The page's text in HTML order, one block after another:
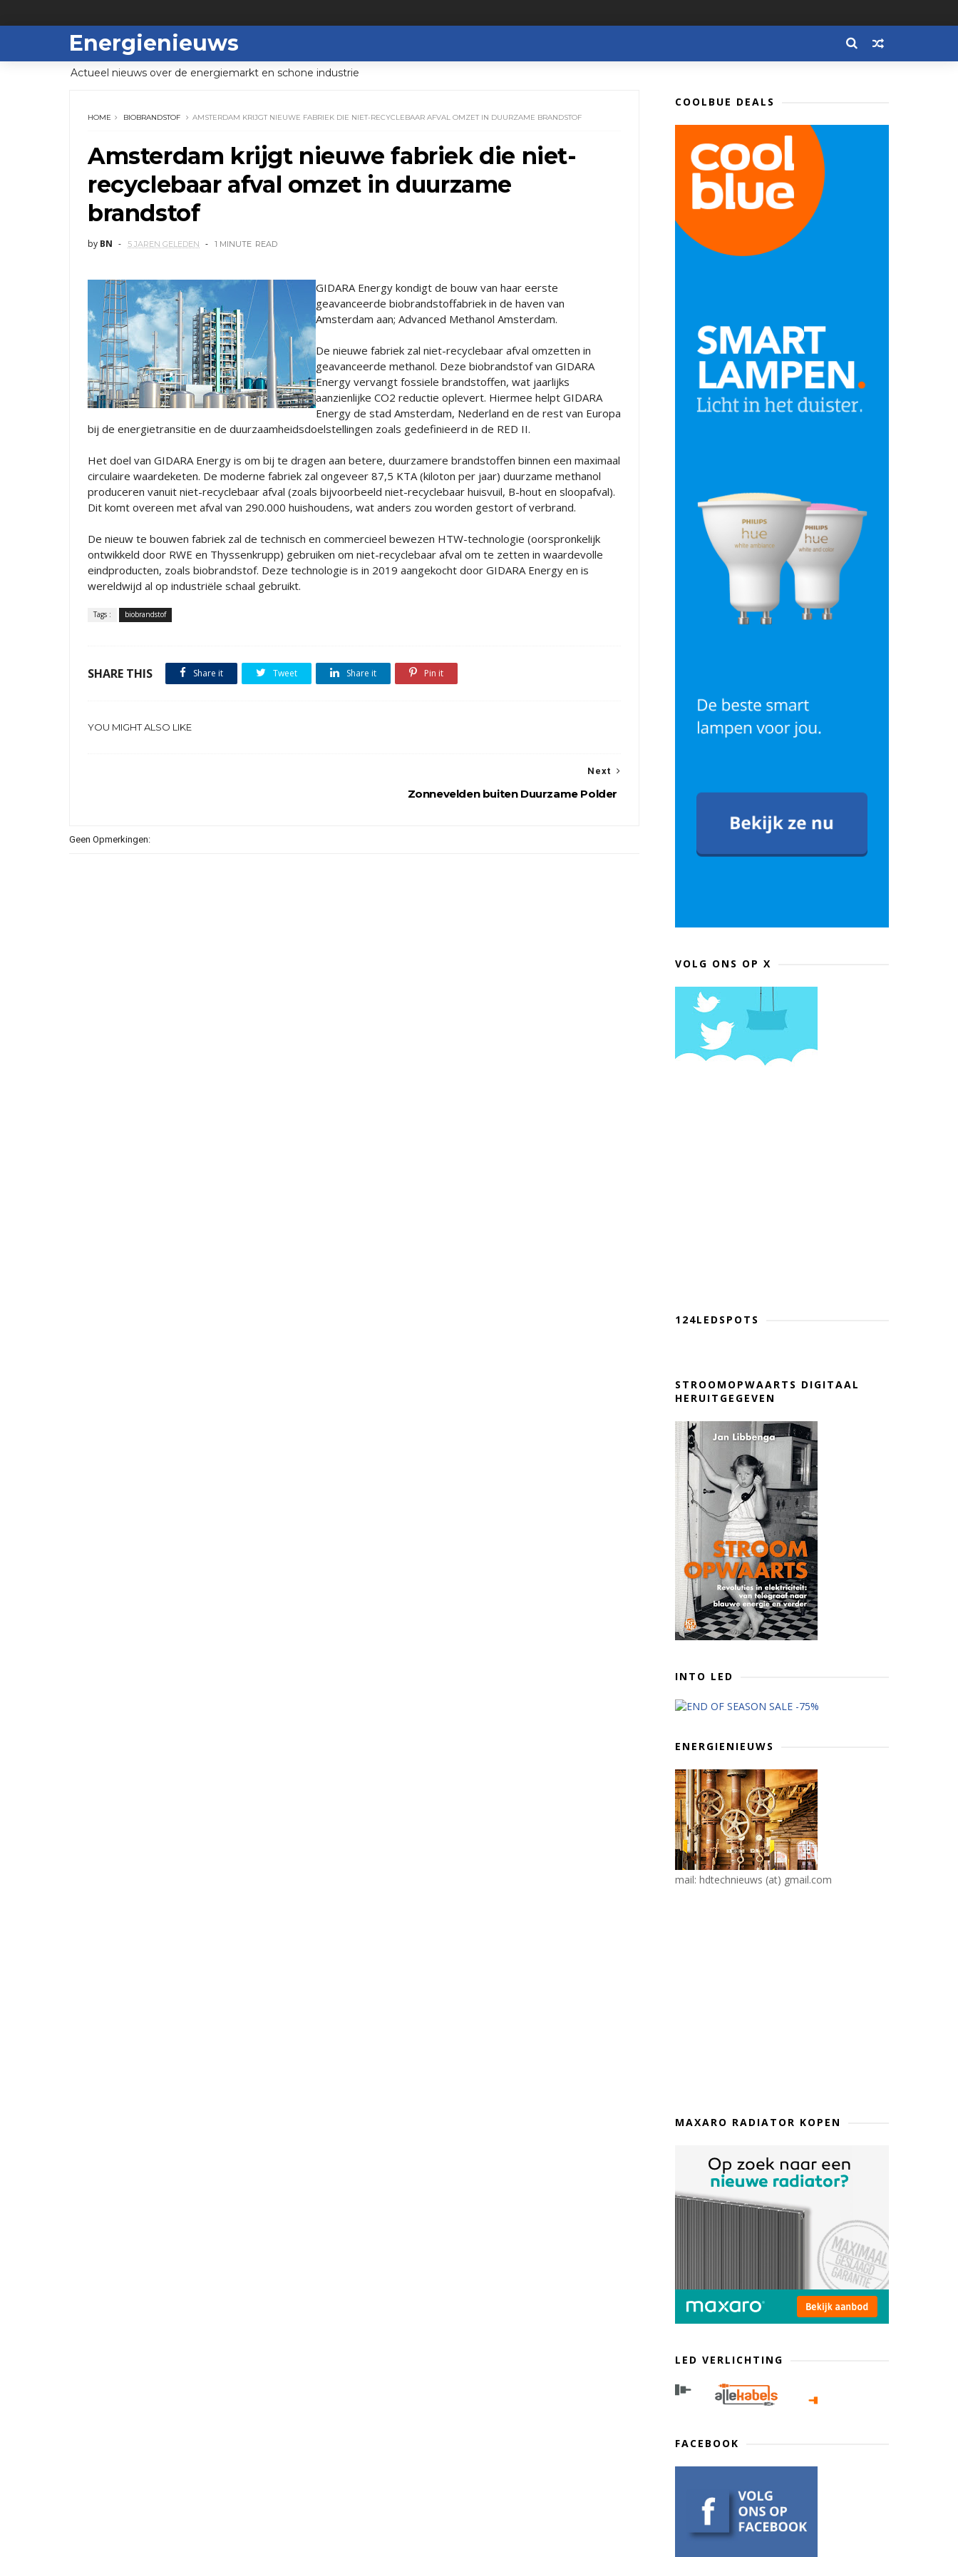
Energienieuws
Actueel nieuws over de energiemarkt en schone industrie
HOME BIOBRANDSTOF AMSTERDAM KRIJGT NIEUWE FABRIEK DIE NIET-RECYCLEBAAR AFVAL OMZET IN DUURZAME BRANDSTOF
Amsterdam krijgt nieuwe fabriek die niet-
recyclebaar afval omzet in duurzame
brandstof
by BN 5 JAREN GELEDEN 1 MINUTE READ
GIDARA Energy kondigt de bouw van haar eerste
geavanceerde biobrandstoffabriek in de haven van
Amsterdam aan; Advanced Methanol Amsterdam.
De nieuwe fabriek zal niet-recyclebaar afval omzetten in
geavanceerde methanol. Deze biobrandstof van GIDARA
Energy vervangt fossiele brandstoffen, wat jaarlijks
aanzienlijke CO2 reductie oplevert. Hiermee helpt GIDARA
Energy de stad Amsterdam, Nederland en de rest van Europa
bij de energietransitie en de duurzaamheidsdoelstellingen zoals gedefinieerd in de RED II.
Het doel van GIDARA Energy is om bij te dragen aan betere, duurzamere brandstoffen binnen een maximaal
circulaire waardeketen. De moderne fabriek zal ongeveer 87,5 KTA (kiloton per jaar) duurzame methanol
produceren vanuit niet-recyclebaar afval (zoals bijvoorbeeld niet-recyclebaar huisvuil, B-hout en sloopafval).
Dit komt overeen met afval van 290.000 huishoudens, wat anders zou worden gestort of verbrand.
De nieuw te bouwen fabriek zal de technisch en commercieel bewezen HTW-technologie (oorspronkelijk
ontwikkeld door RWE en Thyssenkrupp) gebruiken om niet-recyclebaar afval om te zetten in waardevolle
eindproducten, zoals biobrandstof. Deze technologie is in 2019 aangekocht door GIDARA Energy en is
wereldwijd al op industriële schaal gebruikt.
Tags : biobrandstof
SHARE THIS Share it Tweet Share it Pin it
YOU MIGHT ALSO LIKE
Next
Zonnevelden buiten Duurzame Polder
Geen Opmerkingen:
COOLBUE DEALS
VOLG ONS OP X
124LEDSPOTS
STROOMOPWAARTS DIGITAAL
HERUITGEGEVEN
INTO LED
ENERGIENIEUWS
mail: hdtechnieuws (at) gmail.com
MAXARO RADIATOR KOPEN
LED VERLICHTING
FACEBOOK